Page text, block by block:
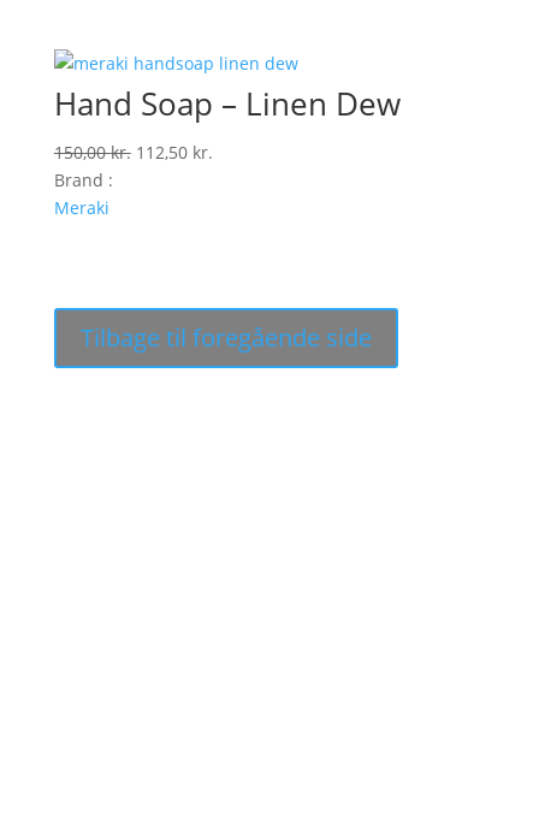
Hand Soap – Linen Dew
150,00kr. Den
112,50 kr.Den
Brand :
Meraki